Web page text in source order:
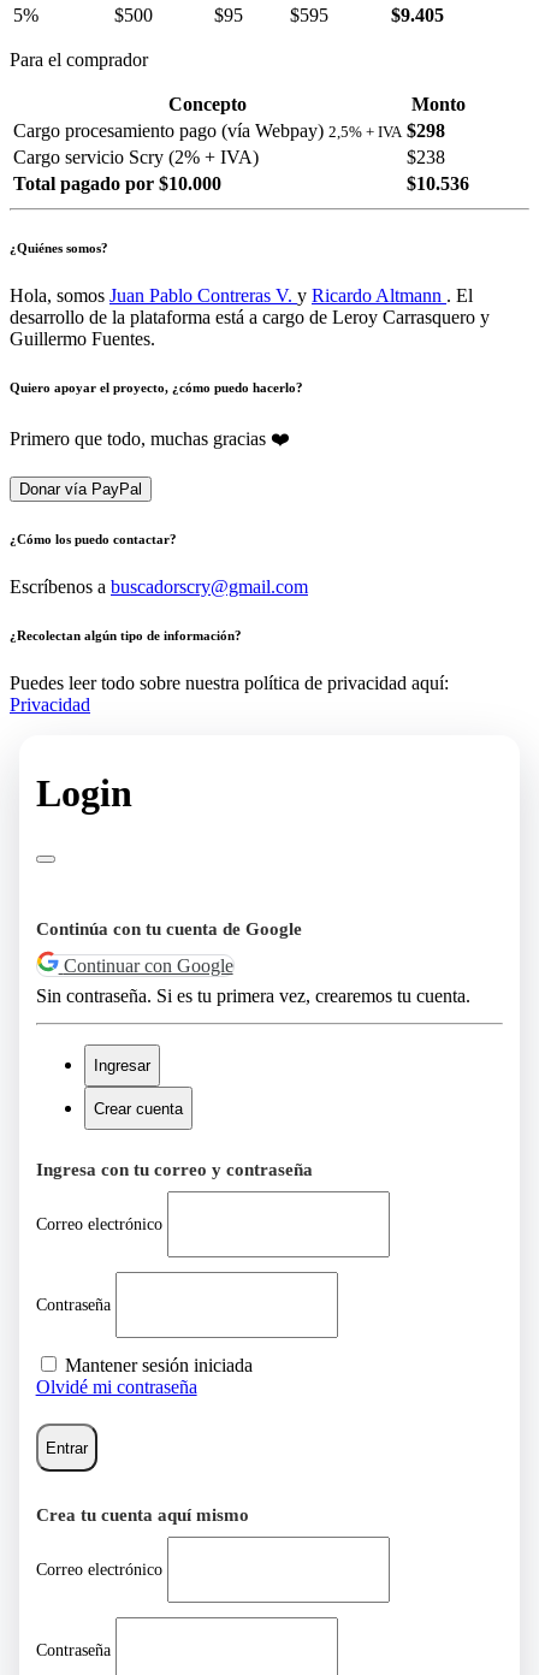
5%
$500 $95 $595 $9.405
Para el comprador
Concepto
Monto
Cargo procesamiento pago (vía Webpay) 2,5% + IVA $298
Cargo servicio Scry (2% + IVA)
$238
Total pagado por $10.000
$10.536
¿Quiénes somos?
Hola, somos Juan Pablo Contreras V. y Ricardo Altmann . El
desarrollo de la plataforma está a cargo de Leroy Carrasquero y
Guillermo Fuentes.
Quiero apoyar el proyecto, ¿cómo puedo hacerlo?
Primero que todo, muchas gracias ❤️
Donar vía PayPal
¿Cómo los puedo contactar?
Escríbenos a buscadorscry@gmail.com
¿Recolectan algún tipo de información?
Puedes leer todo sobre nuestra política de privacidad aquí:
Privacidad
Login
Continúa con tu cuenta de Google
Continuar con Google
Sin contraseña. Si es tu primera vez, crearemos tu cuenta.
Ingresar
Crear cuenta
Ingresa con tu correo y contraseña
Correo electrónico
Contraseña
Mantener sesión iniciada
Olvidé mi contraseña
Entrar
Crea tu cuenta aquí mismo
Correo electrónico
Contraseña